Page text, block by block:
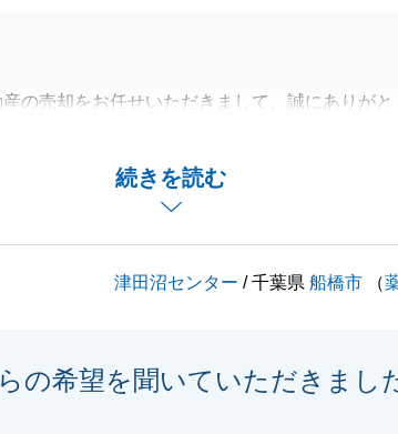
続きを読む
の売却をお任せいただきまして、誠にありがと
から当社をお選びいただいたご理由をお話いた
、今後の励みになりました。
たらと思います。津田沼センター / 千葉県船橋市 （
の希望を聞いていただきまし